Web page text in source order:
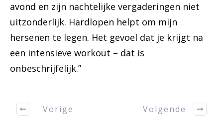
avond en zijn nachtelijke vergaderingen niet
uitzonderlijk. Hardlopen helpt om mijn
hersenen te legen. Het gevoel dat je krijgt na
een intensieve workout – dat is
onbeschrijfelijk.”
Vorige Volgende